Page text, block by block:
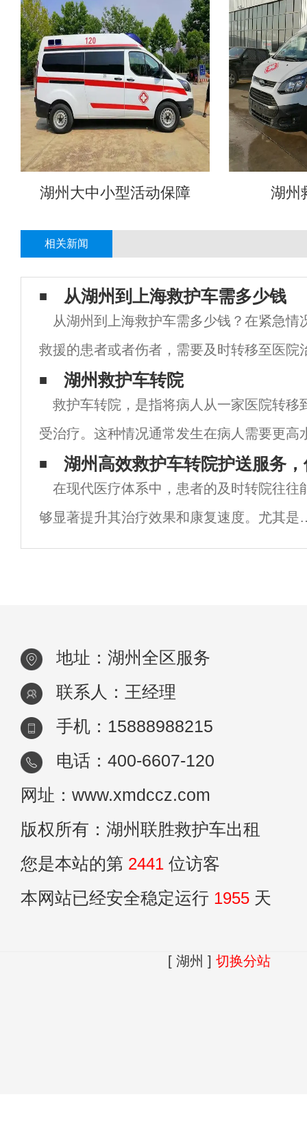
湖州大中小型活动保障 湖州
相关新闻
从湖州到上海救护车需多少钱
从湖州到上海救护车需多少钱？在紧急情
救援的患者或者伤者，需要及时转移至医院
情况下，患者需要通过救护车从一个城市到
治疗。那么，从湖州到上海救护车需要多少
湖州救护车转院
救护车转院，是指将病人从一家医院转移
受治疗。这种情况通常发生在病人需要更高
或更专业的治疗时。以下是一些与救护车转
息。转院的原因 救护车转院的原因可能有
湖州高效救护车转院护送服务
在现代医疗体系中，患者的及时转院往往
够显著提升其治疗效果和康复速度。尤其是
湖州这个美丽的城市，随着医疗技术的不断
地址：湖州全区服务
联系人：王经理
手机：15888988215
电话：400-6607-120
网址：www.xmdccz.com
版权所有：湖州联胜救护车出租
您是本站的第 2441 位访客
本网站已经安全稳定运行 1955 天
[ 湖州 ] 切换分站